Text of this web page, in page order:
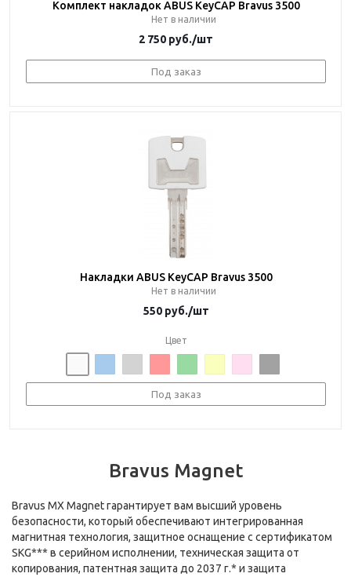
Комплект накладок ABUS KeyCAP Bravus 3500
Нет в наличии
2 750 руб./шт
Под заказ
Накладки ABUS KeyCAP Bravus 3500
Нет в наличии
550руб./шт
Цвет
Под заказ
Bravus Magnet
Bravus MX Magnet гарантирует вам высший уровень
безопасности, который обеспечивают интегрированная
магнитная технология, защитное оснащение с сертификатом
SKG*** в серийном исполнении, техническая защита от
копирования, патентная защита до 2037 г.* и защита